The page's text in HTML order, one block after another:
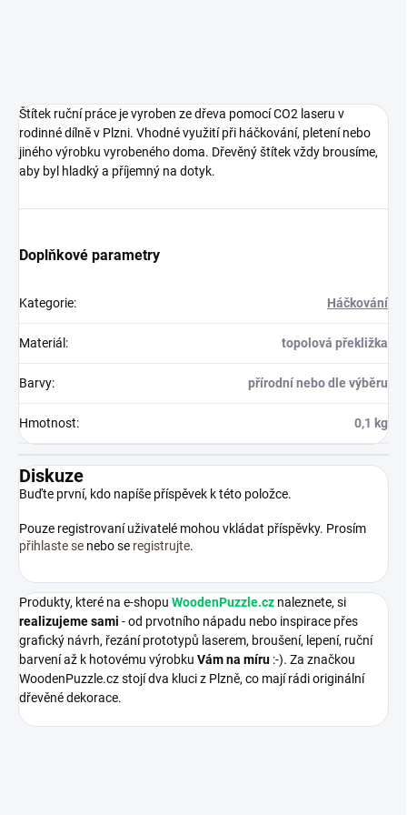
Štítek ruční práce je vyroben ze dřeva pomocí CO2 laseru v
rodinné dílně v Plzni. Vhodné využití při háčkování, pletení nebo
jiného výrobku vyrobeného doma. Dřevěný štítek vždy brousíme,
aby byl hladký a příjemný na dotyk.
Doplňkové parametry
Kategorie: Háčkování
Materiál : topolová překližka
Barvy: přírodní nebo dle výběru
Hmotnost: 0,1 kg
Diskuze
Buďte první, kdo napíše příspěvek k této položce.
Pouze registrovaní uživatelé mohou vkládat příspěvky. Prosím
přihlaste se nebo se registrujte.
Produkty, které na e-shopu WoodenPuzzle.cz naleznete, si
realizujeme sami - od prvotního nápadu nebo inspirace přes
grafický návrh, řezání prototypů laserem, broušení, lepení, ruční
barvení až k hotovému výrobku Vám na míru :-). Za značkou
WoodenPuzzle.cz stojí dva kluci z Plzně, co mají rádi originální
dřevěné dekorace.